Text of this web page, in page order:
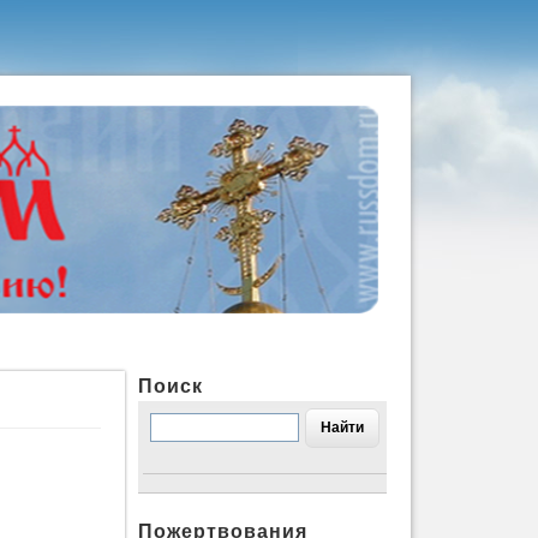
Поиск
Пожертвования